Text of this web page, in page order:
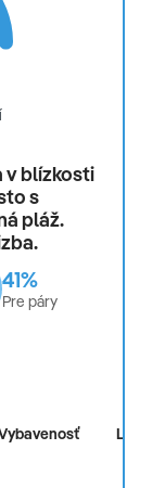
v blízkosti
s
pláž.
41%
Pre páry